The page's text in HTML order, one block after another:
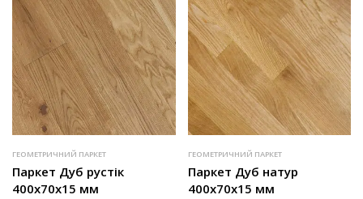
ГЕОМЕТРИЧНИЙ ПАРКЕТ
Паркет Дуб рустік
400х70х15 мм
ГЕОМЕТРИЧНИЙ ПАРКЕТ
Паркет Дуб натур
400х70х15 мм